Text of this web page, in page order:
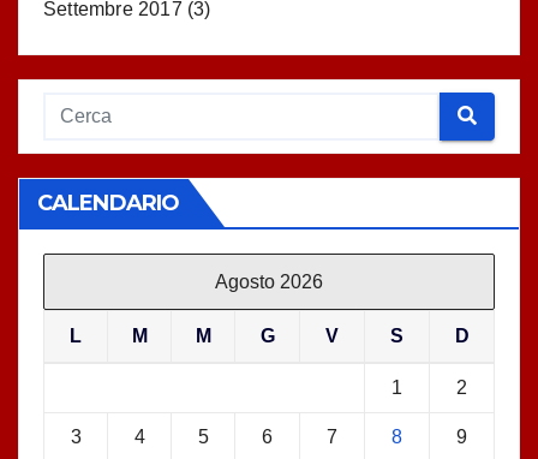
Settembre 2017 (3)
CALENDARIO
Agosto 2026
L M M G V S D
1 2
3 4 5 6 7 8 9